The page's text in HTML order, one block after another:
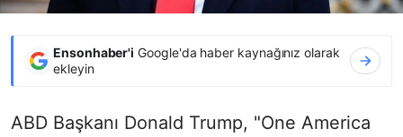
Ensonhaber'i Google'da haber kaynağınız olarak
ekleyin
ABD Başkanı Donald Trump, "One America